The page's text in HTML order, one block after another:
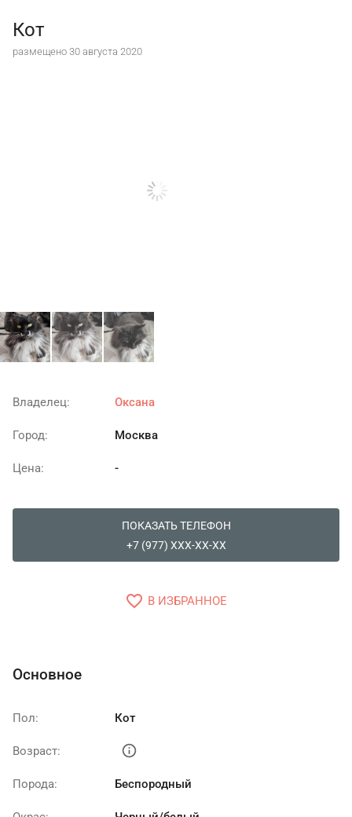
Кот
размещено 30 августа 2020
Владелец: Оксана
Город: Москва
Цена: -
ПОКАЗАТЬ ТЕЛЕФОН
+7 (977) XXX-XX-XX
favorite_border В ИЗБРАННОЕ
Основное
Пол: Кот
Возраст: info
Порода: Беспородный